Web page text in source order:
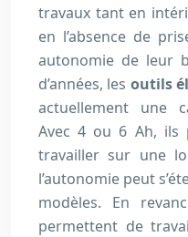
travaux tant en
en l’absence de
autonomie de leur
d’années, les outils
actuellement une
Avec 4 ou 6 Ah, ils
travailler sur une
l’autonomie peut
modèles. En
permettent de